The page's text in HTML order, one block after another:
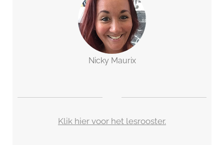
Nicky Maurix
Klik hier voor het lesrooster.